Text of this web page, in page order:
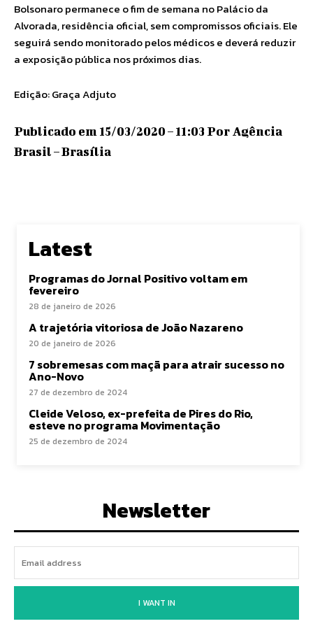
Bolsonaro permanece o fim de semana no Palácio da
Alvorada, residência oficial, sem compromissos oficiais. Ele
seguirá sendo monitorado pelos médicos e deverá reduzir
a exposição pública nos próximos dias.
Edição: Graça Adjuto
Publicado em 15/03/2020 – 11:03 Por Agência
Brasil – Brasília
Latest
Programas do Jornal Positivo voltam em
fevereiro
28 de janeiro de 2026
A trajetória vitoriosa de João Nazareno
20 de janeiro de 2026
7 sobremesas com maçã para atrair sucesso no
Ano-Novo
27 de dezembro de 2024
Cleide Veloso, ex-prefeita de Pires do Rio,
esteve no programa Movimentação
25 de dezembro de 2024
Newsletter
I WANT IN